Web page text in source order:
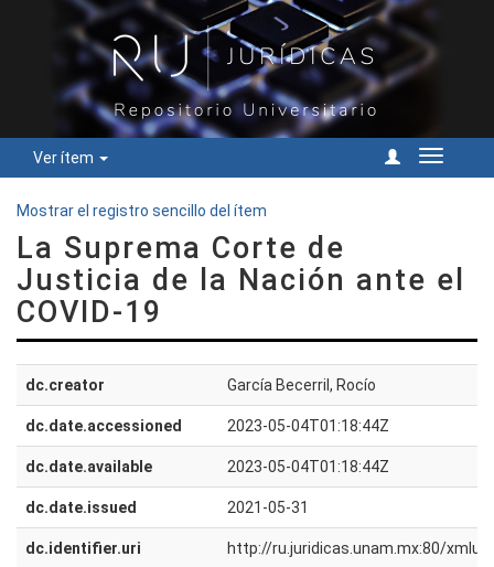
Ver ítem
Cambiar
Mostrar el registro sencillo del ítem
La Suprema Corte de
Justicia de la Nación ante el
COVID-19
dc.creator García Becerril, Rocío
dc.date.accessioned 2023-05-04T01:18:44Z
dc.date.available 2023-05-04T01:18:44Z
dc.date.issued 2021-05-31
dc.identifier.uri http://ru.juridicas.unam.mx:80/